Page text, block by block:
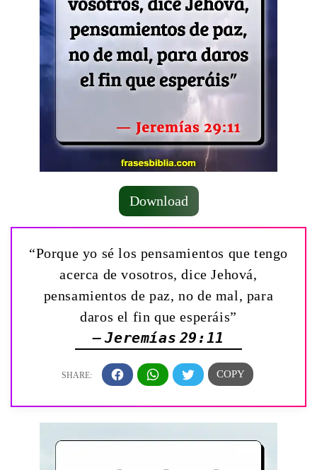
Download
“Porque yo sé los pensamientos que tengo
acerca de vosotros, dice Jehová,
pensamientos de paz, no de mal, para
daros el fin que esperáis”
— Jeremías 29:11